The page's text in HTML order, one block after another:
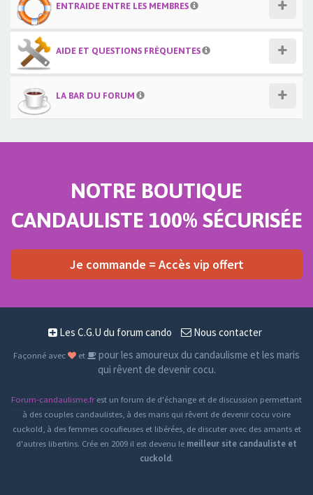
ENTRAIDE ENTRE LES MEMBRES
AIDE ET QUESTIONS FRÉQUENTES
LA BAR DU FORUM
NOTRE BOUTIQUE
CANDAULISTE 100% SÉCURISÉE
Je commande = Accès vip offert
Les C.G.U du forum cando Nous contacter
Façonné avec et
pour les amoureux du candaulisme et les maris
qui rêvent de devenir cocu.
Forum-candaulisme.frest un forum de d'échange et de discussion permettant
à des couples candaulistes, à des maris qui rêvent de devenir cocu voire
cuckold, à des femmes cocufieuses et libérées, de discuter avec des amants et
d'autres libertins. Crée en 2009 il est devenu le meilleur site candauliste et
cuckold.